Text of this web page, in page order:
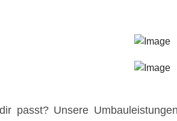
passt? Unsere